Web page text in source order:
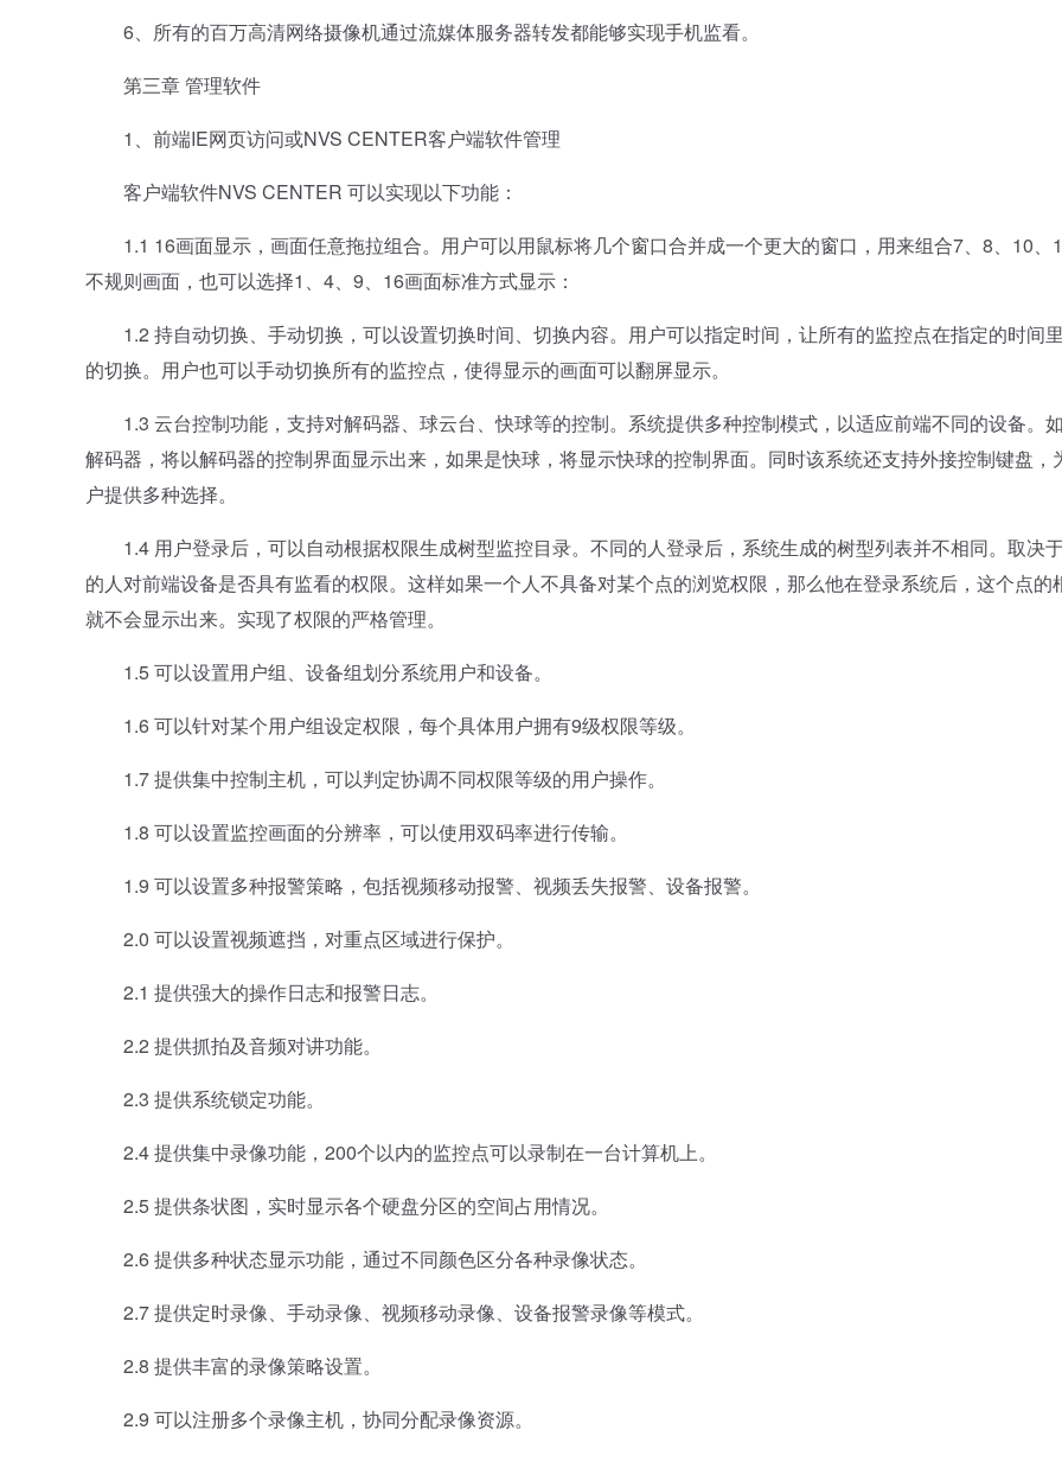
6、所有的百万高清网络摄像机通过流媒体服务器转发都能够实现手机监看。
第三章 管理软件
1、前端IE网页访问或NVS CENTER客户端软件管理
客户端软件NVS CENTER 可以实现以下功能：
1.1 16画面显示，画面任意拖拉组合。用户可以用鼠标将几个窗口合并成一个更大的窗口，用来组合7、8、10、
不规则画面，也可以选择1、4、9、16画面标准方式显示：
1.2 持自动切换、手动切换，可以设置切换时间、切换内容。用户可以指定时间，让所有的监控点在指定的时间
的切换。用户也可以手动切换所有的监控点，使得显示的画面可以翻屏显示。
1.3 云台控制功能，支持对解码器、球云台、快球等的控制。系统提供多种控制模式，以适应前端不同的设备。
解码器，将以解码器的控制界面显示出来，如果是快球，将显示快球的控制界面。同时该系统还支持外接控制键盘，
户提供多种选择。
1.4 用户登录后，可以自动根据权限生成树型监控目录。不同的人登录后，系统生成的树型列表并不相同。取决
的人对前端设备是否具有监看的权限。这样如果一个人不具备对某个点的浏览权限，那么他在登录系统后，这个点的
就不会显示出来。实现了权限的严格管理。
1.5 可以设置用户组、设备组划分系统用户和设备。
1.6 可以针对某个用户组设定权限，每个具体用户拥有9级权限等级。
1.7 提供集中控制主机，可以判定协调不同权限等级的用户操作。
1.8 可以设置监控画面的分辨率，可以使用双码率进行传输。
1.9 可以设置多种报警策略，包括视频移动报警、视频丢失报警、设备报警。
2.0 可以设置视频遮挡，对重点区域进行保护。
2.1 提供强大的操作日志和报警日志。
2.2 提供抓拍及音频对讲功能。
2.3 提供系统锁定功能。
2.4 提供集中录像功能，200个以内的监控点可以录制在一台计算机上。
2.5 提供条状图，实时显示各个硬盘分区的空间占用情况。
2.6 提供多种状态显示功能，通过不同颜色区分各种录像状态。
2.7 提供定时录像、手动录像、视频移动录像、设备报警录像等模式。
2.8 提供丰富的录像策略设置。
2.9 可以注册多个录像主机，协同分配录像资源。